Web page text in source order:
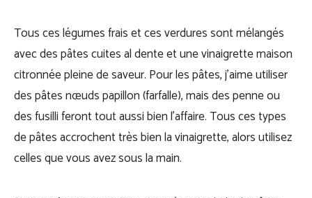
Tous ces légumes frais et ces verdures sont mélangés
avec des pâtes cuites al dente et une vinaigrette maison
citronnée pleine de saveur. Pour les pâtes, j’aime utiliser
des pâtes nœuds papillon (farfalle), mais des penne ou
des fusilli feront tout aussi bien l’affaire. Tous ces types
de pâtes accrochent très bien la vinaigrette, alors utilisez
celles que vous avez sous la main.